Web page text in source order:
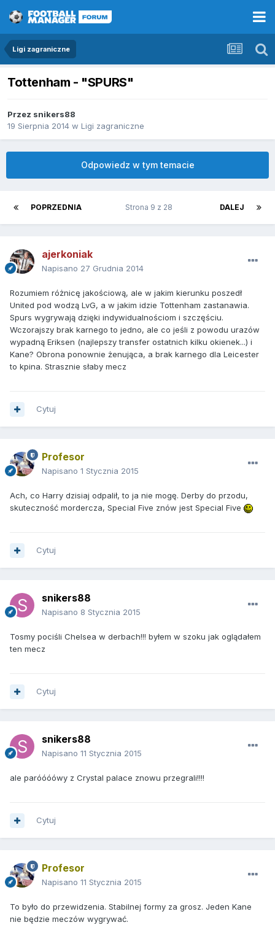
Ligi zagraniczne
Tottenham - "SPURS"
Przez snikers88
19 Sierpnia 2014 w Ligi zagraniczne
Odpowiedz w tym temacie
POPRZEDNIA DALEJ
Strona 9 z 28
ajerkoniak
Napisano 27 Grudnia 2014
Rozumiem różnicę jakościową, ale w jakim kierunku poszedł
United pod wodzą LvG, a w jakim idzie Tottenham zastanawia.
Spurs wygrywają dzięki indywidualnościom i szczęściu.
Wczorajszy brak karnego to jedno, ale co jeśli z powodu urazów
wypadną Eriksen (najlepszy transfer ostatnich kilku okienek...) i
Kane? Obrona ponownie żenująca, a brak karnego dla Leicester
to kpina. Strasznie słaby mecz
Cytuj
Profesor
Napisano 1 Stycznia 2015
Ach, co Harry dzisiaj odpalił, to ja nie mogę. Derby do przodu,
skuteczność mordercza, Special Five znów jest Special Five
Cytuj
snikers88
Napisano 8 Stycznia 2015
Tosmy pociśli Chelsea w derbach!!! byłem w szoku jak oglądałem
ten mecz
Cytuj
snikers88
Napisano 11 Stycznia 2015
ale paróóóówy z Crystal palace znowu przegrali!!!!
Cytuj
Profesor
Napisano 11 Stycznia 2015
To było do przewidzenia. Stabilnej formy za grosz. Jeden Kane
nie będzie meczów wygrywać.